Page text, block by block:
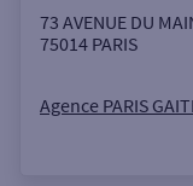
73 AVENUE DU
75014 PARIS
Agence PARIS